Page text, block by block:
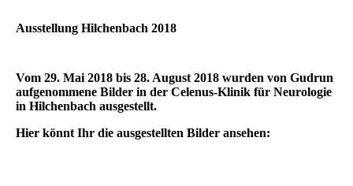
Ausstellung Hilchenbach 2018
Vom 29. Mai 2018 bis 28. August 2018 wurden von Gudrun
aufgenommene Bilder in der Celenus-Klinik für Neurologie
in Hilchenbach ausgestellt.
Hier könnt Ihr die ausgestellten Bilder ansehen: